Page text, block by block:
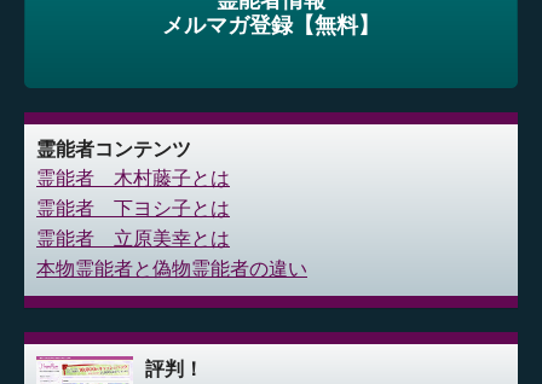
メルマガ登録【無料】
霊能者コンテンツ
霊能者 木村藤子とは
霊能者 下ヨシ子とは
霊能者 立原美幸とは
本物霊能者と偽物霊能者の違い
評判！